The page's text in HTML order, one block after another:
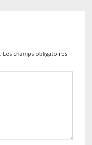
Les champs obligatoires